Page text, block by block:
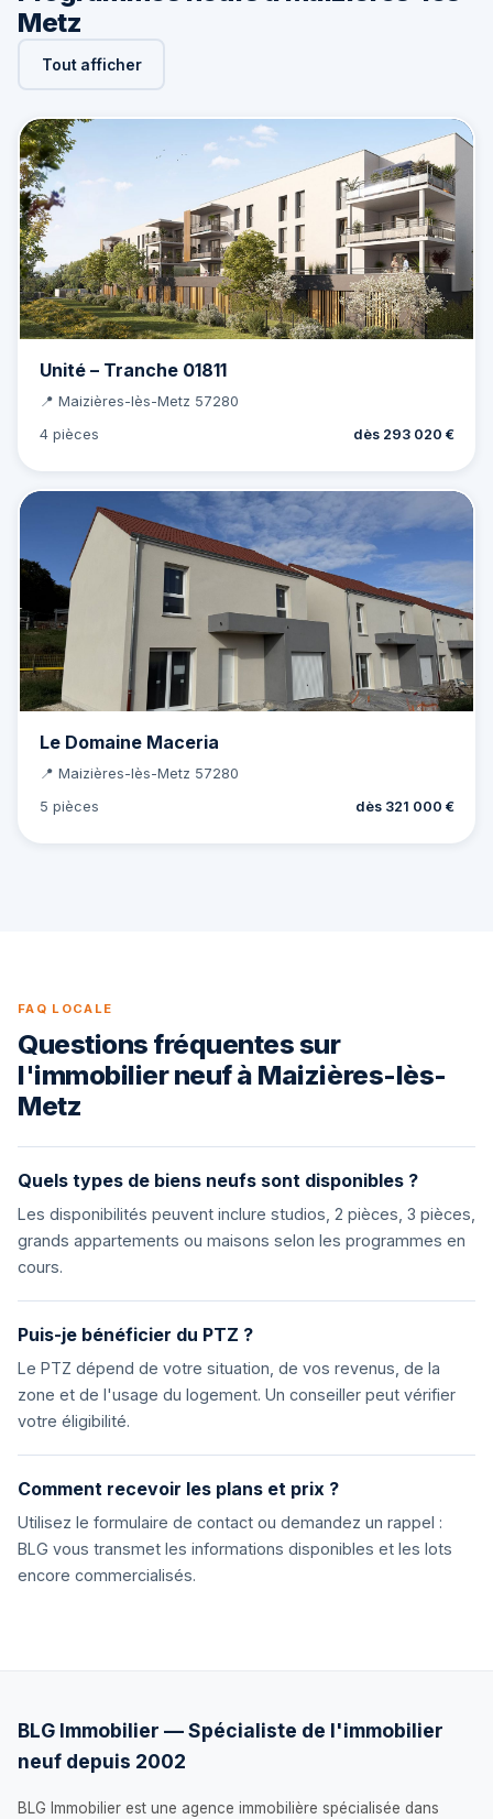
Metz
Tout afficher
Unité – Tranche 01811
📍 Maizières-lès-Metz 57280
4 pièces
dès 293 020 €
Le Domaine Maceria
📍 Maizières-lès-Metz 57280
5 pièces
dès 321 000 €
FAQ LOCALE
Questions fréquentes sur
l'immobilier neuf à Maizières-lès-
Metz
Quels types de biens neufs sont disponibles ?
Les disponibilités peuvent inclure studios, 2 pièces, 3 pièces,
grands appartements ou maisons selon les programmes en
cours.
Puis-je bénéficier du PTZ ?
Le PTZ dépend de votre situation, de vos revenus, de la
zone et de l'usage du logement. Un conseiller peut vérifier
votre éligibilité.
Comment recevoir les plans et prix ?
Utilisez le formulaire de contact ou demandez un rappel :
BLG vous transmet les informations disponibles et les lots
encore commercialisés.
BLG Immobilier — Spécialiste de l'immobilier
neuf depuis 2002
BLG Immobilier est une agence immobilière spécialisée dans